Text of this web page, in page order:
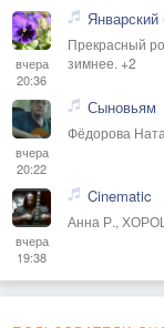
вчера
20:36
Январский
Прекрасный
зимнее. +2
вчера
20:22
Сыновьям
Фёдорова
вчера
19:38
Cinematic
Анна Р.,